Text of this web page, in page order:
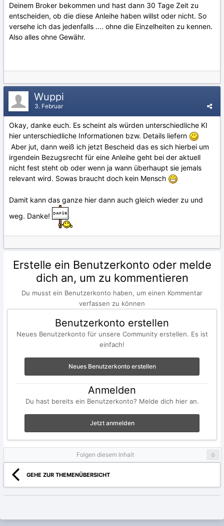
Deinem Broker bekommen und hast dann 30 Tage Zeit zu
entscheiden, ob die diese Anleihe haben willst oder nicht. So
versehe ich das jedenfalls .... ohne die Einzelheiten zu kennen.
Also alles ohne Gewähr.
Wuppi
3. Februar
Okay, danke euch. Es scheint als würden unterschiedliche KI
hier unterschiedliche Informationen bzw. Details liefern
Aber jut, dann weiß ich jetzt Bescheid das es sich hierbei um
irgendein Bezugsrecht für eine Anleihe geht bei der aktuell
nicht fest steht ob oder wenn ja wann überhaupt sie jemals
relevant wird. Sowas braucht doch kein Mensch
Damit kann das ganze hier dann auch gleich wieder zu und
weg. Danke!
Erstelle ein Benutzerkonto oder melde
dich an, um zu kommentieren
Du musst ein Benutzerkonto haben, um einen Kommentar
verfassen zu können
Benutzerkonto erstellen
Neues Benutzerkonto für unsere Community erstellen. Es ist
einfach!
Neues Benutzerkonto erstellen
Anmelden
Du hast bereits ein Benutzerkonto? Melde dich hier an.
Jetzt anmelden
Folgen diesem Inhalt 0
GEHE ZUR THEMENÜBERSICHT